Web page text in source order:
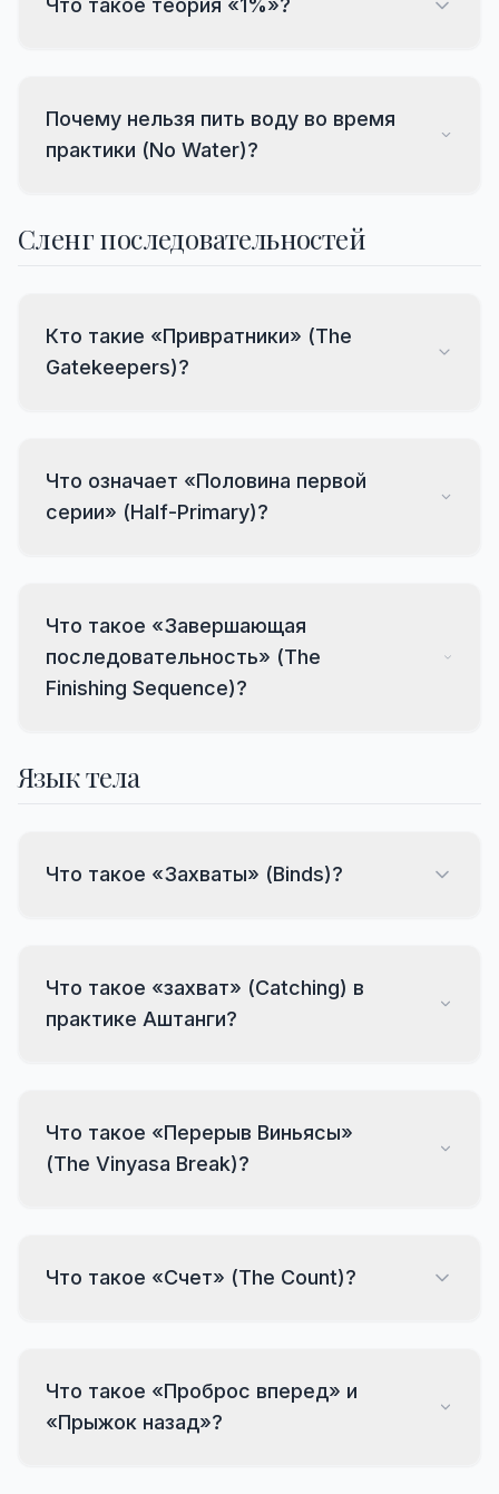
Что такое теория «1%»?
Почему нельзя пить воду во время
практики (No Water)?
Сленг последовательностей
Кто такие «Привратники» (The
Gatekeepers)?
Что означает «Половина первой
серии» (Half-Primary)?
Что такое «Завершающая
последовательность» (The
Finishing Sequence)?
Язык тела
Что такое «Захваты» (Binds)?
Что такое «захват» (Catching) в
практике Аштанги?
Что такое «Перерыв Виньясы»
(The Vinyasa Break)?
Что такое «Счет» (The Count)?
Что такое «Проброс вперед» и
«Прыжок назад»?